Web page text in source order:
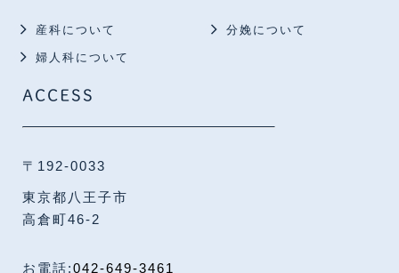
産科について
婦人科について
分娩について
ACCESS
〒192-0033
東京都八王子市
高倉町46-2
お電話:042-649-3461